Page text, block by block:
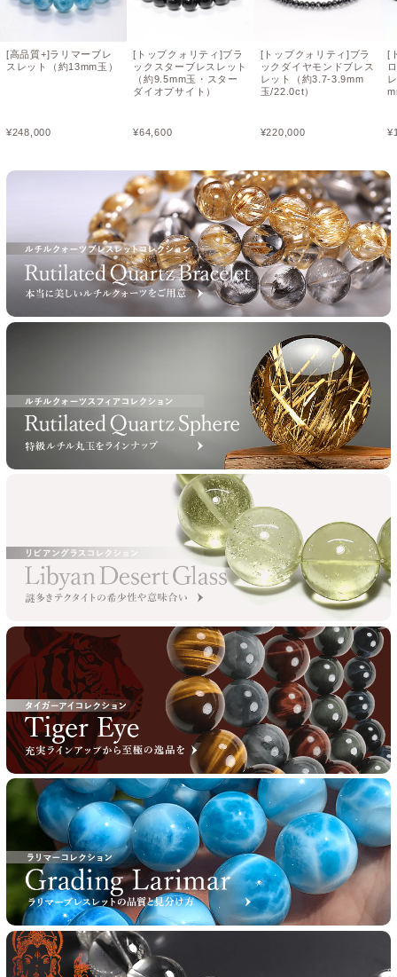
[高品質+]ラリマーブレ
スレット（約13mm玉）
¥248,000
[トップクォリティ]ブラ
ックスターブレスレット
（約9.5mm玉・スター
ダイオプサイト）
¥64,600
[トップクォリティ]ブラ
ックダイヤモンドブレス
レット（約3.7-3.9mm
玉/22.0ct）
¥220,000
[
¥